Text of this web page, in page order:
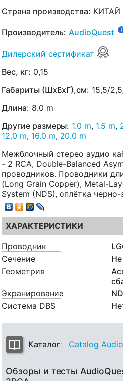
Страна производства: КИТАЙ
Производитель: AudioQuest
Дилерский сертификат
Вес, кг: 0,15
Габариты (ШхВхГ),см: 15,5/
Длина: 8.0 m
Другие размеры: 1.0 m, 1.5 m,
12.0 m, 16.0 m, 20.0 m
Межблочный стерео аудио
- 2 RCA, Double-Balanced
проводников. Проводники
(Long Grain Copper), Metal-
System (NDS), оплётка черно-
ХАРАКТЕРИСТИКИ
Проводник
Сечение
Геометрия
Экранирование
Система DBS
Каталог: Catalog
Обзоры и тесты